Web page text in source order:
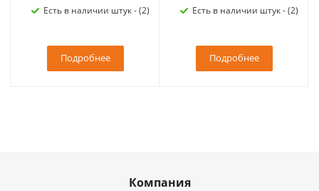
Есть в наличии штук - (2)
Подробнее
Есть в наличии штук - (2)
Подробнее
Компания